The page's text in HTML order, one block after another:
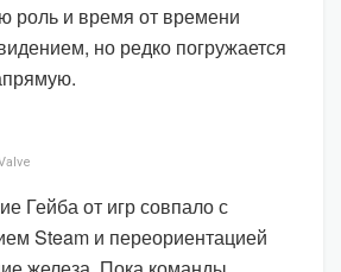
роль и время от времени
но редко погружается
Гейба от игр совпало с
Steam и переориентацией